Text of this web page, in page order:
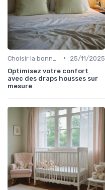
•
25/11/2025
Optimisez votre confort
avec des draps housses sur
mesure